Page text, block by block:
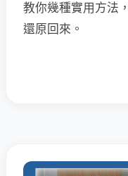
教你幾種實用方法
還原回來。